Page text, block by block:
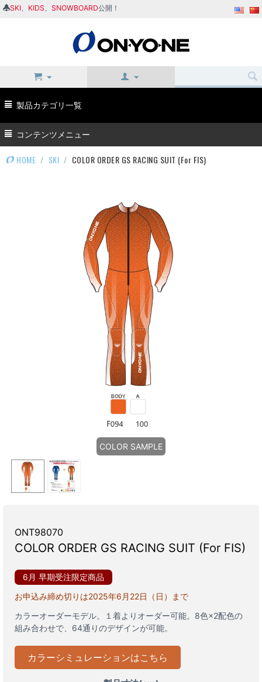
SKI KIDS SNOWBOARD公開！
製品カテゴリ一覧
コンテンツメニュー
HOME / SKI / COLOR ORDER GS RACING SUIT (For FIS)
COLOR SAMPLE
ONT98070
COLOR ORDER GS RACING SUIT (For FIS)
6月 早期受注限定商品
お申込み締め切りは2025年6月22日（日）まで
カラーオーダーモデル。１着よりオーダー可能。8色×2配色の
組み合わせで、64通りのデザインが可能。
カラーシミュレーションはこちら